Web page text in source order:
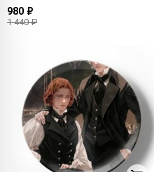
980 ₽
1 440 ₽